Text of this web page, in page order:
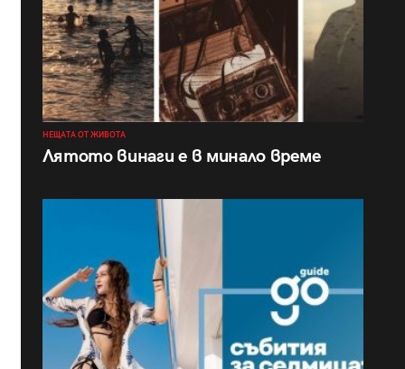
НЕЩАТА ОТ ЖИВОТА
Лятото винаги е в минало време